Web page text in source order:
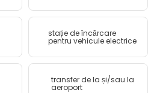
stație de încărcare
pentru vehicule electrice
transfer de la și/sau la
aeroport